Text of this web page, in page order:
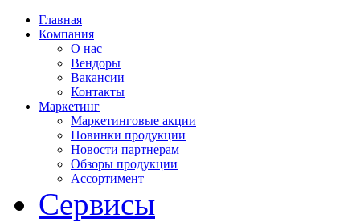
Главная
Компания
О нас
Вендоры
Вакансии
Контакты
Маркетинг
Маркетинговые акции
Новинки продукции
Новости партнерам
Обзоры продукции
Ассортимент
Сервисы